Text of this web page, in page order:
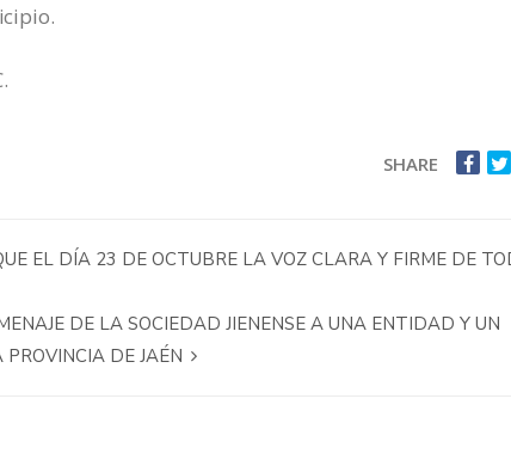
SHARE
EL DÍA 23 DE OCTUBRE LA VOZ CLARA Y FIRME DE
DE LA SOCIEDAD JIENENSE A UNA ENTIDAD Y UN
DE JAÉN